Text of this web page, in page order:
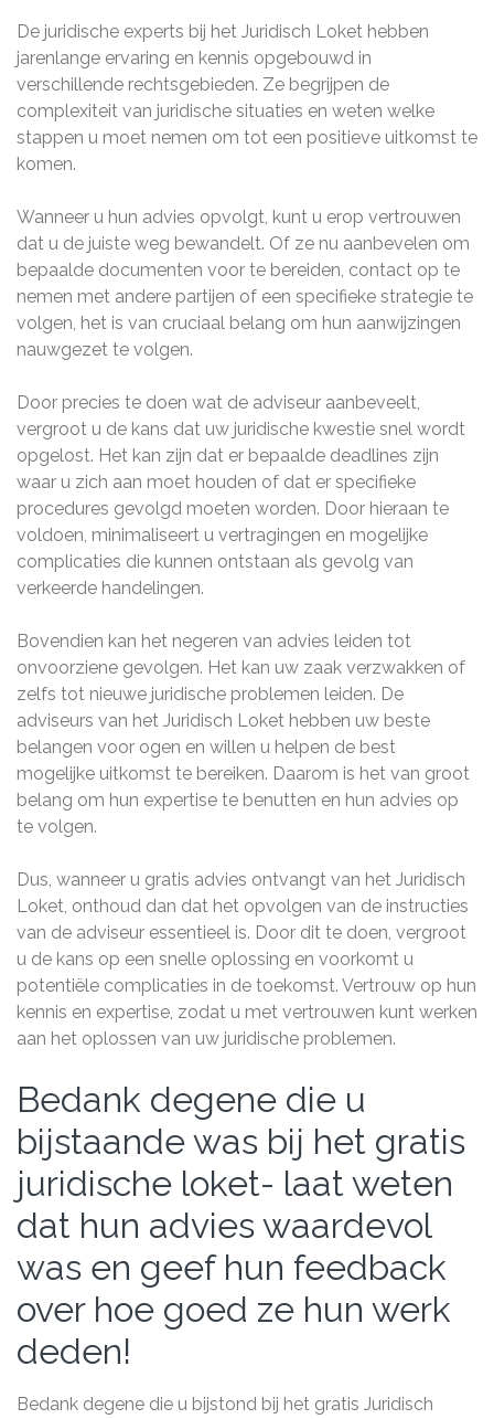
De juridische experts bij het Juridisch Loket hebben
jarenlange ervaring en kennis opgebouwd in
verschillende rechtsgebieden. Ze begrijpen de
complexiteit van juridische situaties en weten welke
stappen u moet nemen om tot een positieve uitkomst te
komen.
Wanneer u hun advies opvolgt, kunt u erop vertrouwen
dat u de juiste weg bewandelt. Of ze nu aanbevelen om
bepaalde documenten voor te bereiden, contact op te
nemen met andere partijen of een specifieke strategie te
volgen, het is van cruciaal belang om hun aanwijzingen
nauwgezet te volgen.
Door precies te doen wat de adviseur aanbeveelt,
vergroot u de kans dat uw juridische kwestie snel wordt
opgelost. Het kan zijn dat er bepaalde deadlines zijn
waar u zich aan moet houden of dat er specifieke
procedures gevolgd moeten worden. Door hieraan te
voldoen, minimaliseert u vertragingen en mogelijke
complicaties die kunnen ontstaan als gevolg van
verkeerde handelingen.
Bovendien kan het negeren van advies leiden tot
onvoorziene gevolgen. Het kan uw zaak verzwakken of
zelfs tot nieuwe juridische problemen leiden. De
adviseurs van het Juridisch Loket hebben uw beste
belangen voor ogen en willen u helpen de best
mogelijke uitkomst te bereiken. Daarom is het van groot
belang om hun expertise te benutten en hun advies op
te volgen.
Dus, wanneer u gratis advies ontvangt van het Juridisch
Loket, onthoud dan dat het opvolgen van de instructies
van de adviseur essentieel is. Door dit te doen, vergroot
u de kans op een snelle oplossing en voorkomt u
potentiële complicaties in de toekomst. Vertrouw op hun
kennis en expertise, zodat u met vertrouwen kunt werken
aan het oplossen van uw juridische problemen.
Bedank degene die u
bijstaande was bij het gratis
juridische loket- laat weten
dat hun advies waardevol
was en geef hun feedback
over hoe goed ze hun werk
deden!
Bedank degene die u bijstond bij het gratis Juridisch